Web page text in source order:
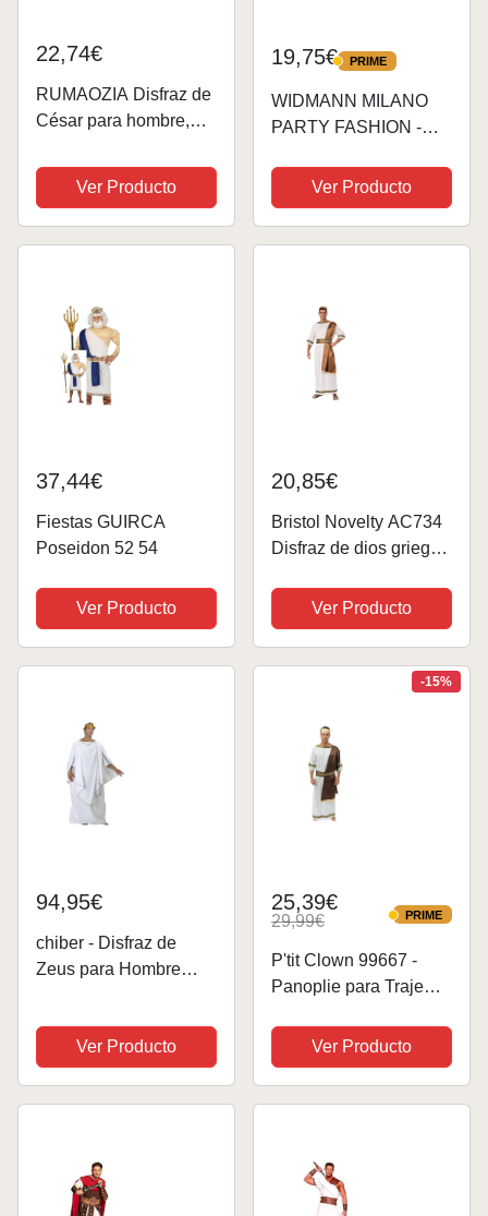
22,74€
RUMAOZIA Disfraz de
César para hombre,
disfraz de Zeus, disfraz
de faraón egipcio,
disfraz de Halloween,
disfraz de rey griego,...
Ver Producto
19,75€ PRIME
PRIME
WIDMANN MILANO
PARTY FASHION -
blanco, diosa / dios
griego, romano,
disfraces
Ver Producto
37,44€
Fiestas GUIRCA
Poseidon 52 54
Ver Producto
20,85€
Bristol Novelty AC734
Disfraz de dios griego,
marrón, talla estándar
Halloween
Ver Producto
94,95€
chiber - Disfraz de
Zeus para Hombre
Ver Producto
-15%
25,39€
29,99€ PRIME
PRIME
P'tit Clown 99667 -
Panoplie para Traje
Corona para Adultos,
Talla L/XL
Ver Producto